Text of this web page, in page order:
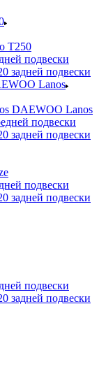
T250
подвески
задней подвески
Lanos
DAEWOO Lanos
подвески
задней подвески
подвески
задней подвески
подвески
задней подвески